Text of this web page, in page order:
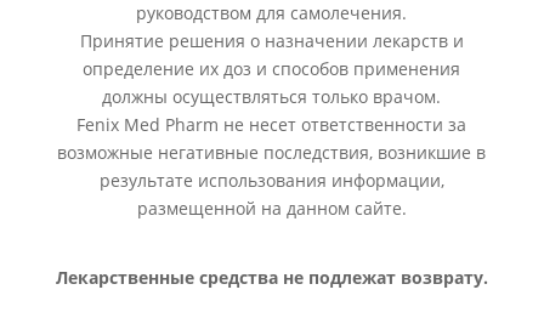
руководством для самолечения.
Принятие решения о назначении лекарств и
определение их доз и способов применения
должны осуществляться только врачом.
Fenix Med Pharm не несет ответственности за
возможные негативные последствия, возникшие в
результате использования информации,
размещенной на данном сайте.
Лекарственные средства не подлежат возврату.